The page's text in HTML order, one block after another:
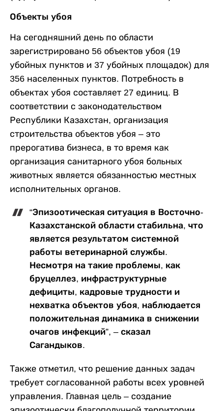
Объекты убоя
На сегодняшний день по области
зарегистрировано 56 объектов убоя (19
убойных пунктов и 37 убойных площадок) для
356 населенных пунктов. Потребность в
объектах убоя составляет 27 единиц. В
соответствии с законодательством
Республики Казахстан, организация
строительства объектов убоя – это
прерогатива бизнеса, в то время как
организация санитарного убоя больных
животных является обязанностью местных
исполнительных органов.
“Эпизоотическая ситуация в Восточно-
Казахстанской области стабильна, что
является результатом системной
работы ветеринарной службы.
Несмотря на такие проблемы, как
бруцеллез, инфраструктурные
дефициты, кадровые трудности и
нехватка объектов убоя, наблюдается
положительная динамика в снижении
очагов инфекций”, – сказал
Сагандыков.
Также отметил, что решение данных задач
требует согласованной работы всех уровней
управления. Главная цель – создание